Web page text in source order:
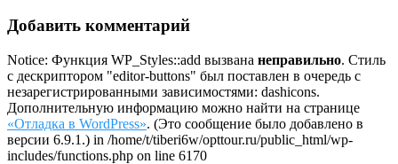
Добавить комментарий
Notice: Функция WP_Styles::add вызвана неправильно. Стиль
с дескриптором "editor-buttons" был поставлен в очередь с
незарегистрированными зависимостями: dashicons.
Дополнительную информацию можно найти на странице
«Отладка в WordPress». (Это сообщение было добавлено в
версии 6.9.1.) in /home/t/tiberi6w/opttour.ru/public_html/wp-
includes/functions.php on line 6170